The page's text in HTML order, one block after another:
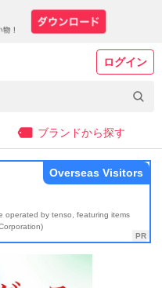
ログイン
ブランドから探す
operated by tenso, featuring items
Overseas Visitors